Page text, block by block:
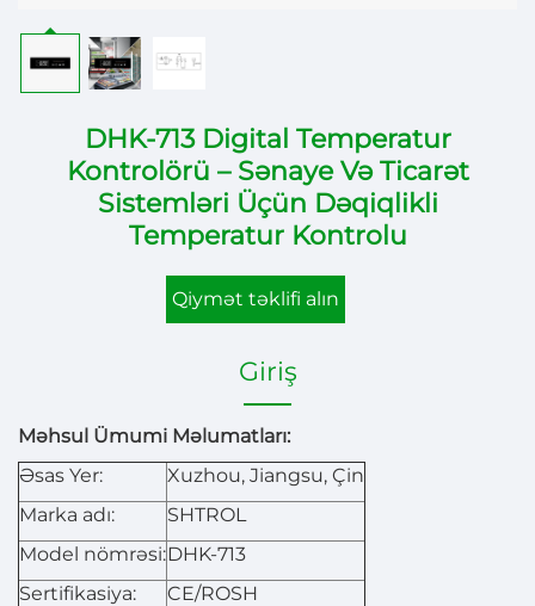
DHK-713 Digital Temperatur
Kontrolörü – Sənaye Və Ticarət
Sistemləri Üçün Dəqiqlikli
Temperatur Kontrolu
Qiymət təklifi alın
Giriş
Məhsul Ümumi Məlumatları:
Əsas Yer:
Xuzhou, Jiangsu, Çin
Marka adı:
SHTROL
Model nömrəsi:DHK-713
Sertifikasiya:
CE/ROSH